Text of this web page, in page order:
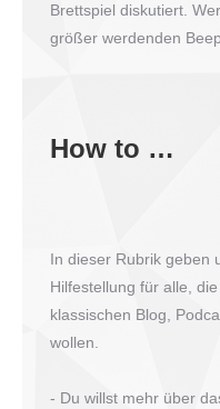
Brettspiel diskutiert.
größer werdenden
How to …
In dieser Rubrik geben
Hilfestellung für alle,
klassischen Blog,
wollen.
- Du willst mehr über